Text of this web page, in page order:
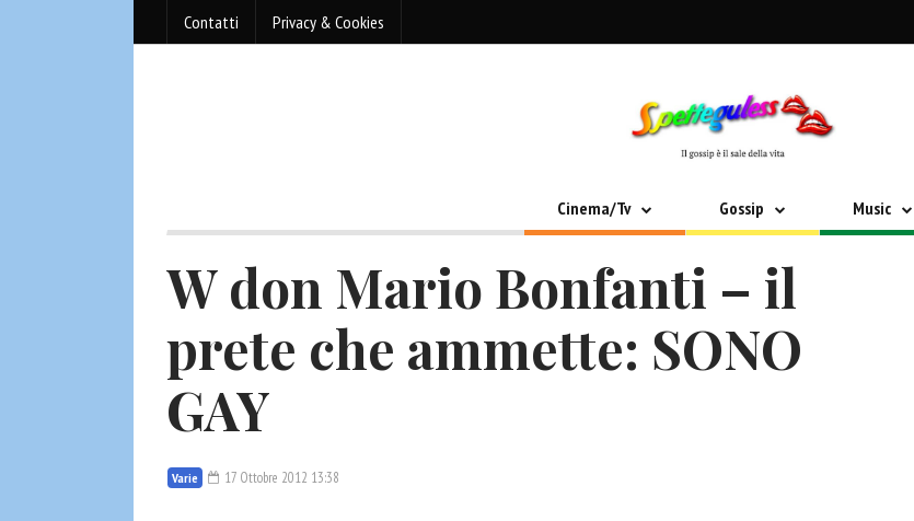
Contatti Privacy & Cookies
Cinema/Tv Gossip Music
W don Mario Bonfanti – il
prete che ammette: SONO
GAY
Varie 17 Ottobre 2012 13:38